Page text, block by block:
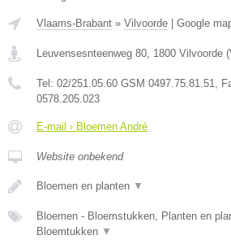
Vlaams-Brabant » Vilvoorde Google
Leuvensesnteenweg 80, 1800 Vilvoorde (
Tel: 02/251.05.60 GSM 0497.75.81.51,
0578.205.023
E-mail › Bloemen André
Website onbekend
Bloemen en planten ▼
Bloemen - Bloemstukken, Planten en
Bloemtukken ▼